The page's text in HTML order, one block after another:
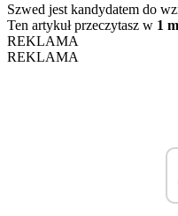
Szwed jest kandydatem do
Ten artykuł przeczytasz w 1
REKLAMA
REKLAMA